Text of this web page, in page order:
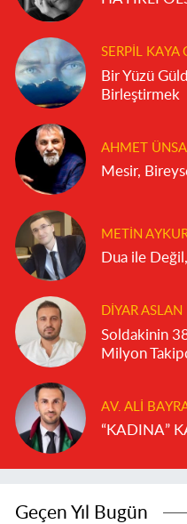
SERPIL KAYA
Bir Yüzü
Birleştirmek
AHMET ÜNSAL
Mesir,
METIN
Dua ile
DIYAR ASLAN
Soldakinin
Milyon
AV. ALI
“KADINA”
Geçen Yıl Bugün